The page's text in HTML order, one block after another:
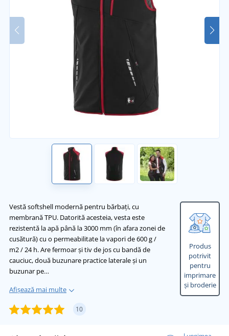
Vestă softshell modernă pentru bărbați, cu
membrană TPU. Datorită acesteia, vesta este
rezistentă la apă până la 3000 mm (în afara zonei de
cusătură) cu o permeabilitate la vapori de 600 g /
m2 / 24 h. Are fermoar și tiv de jos cu bandă de
cauciuc, două buzunare practice laterale și un
buzunar pe…
Afișează mai multe
10
Produs
potrivit
pentru
imprimare
și broderie